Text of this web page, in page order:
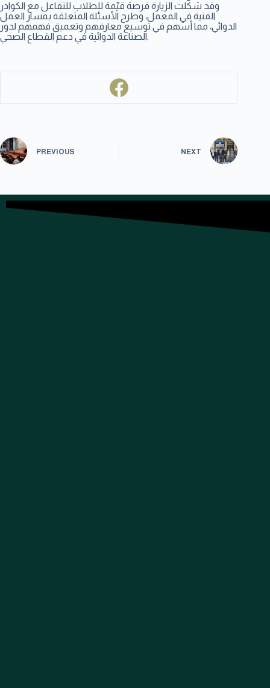
وقد شكّلت الزيارة فرصة قيّمة للطلاب للتفاعل مع الكوادر
الفنية في المعمل، وطرح الأسئلة المتعلقة بمسار العمل
الدوائي، مما أسهم في توسيع معارفهم وتعميق فهمهم لدور
الصناعة الدوائية في دعم القطاع الصحي.
PREVIOUS NEXT